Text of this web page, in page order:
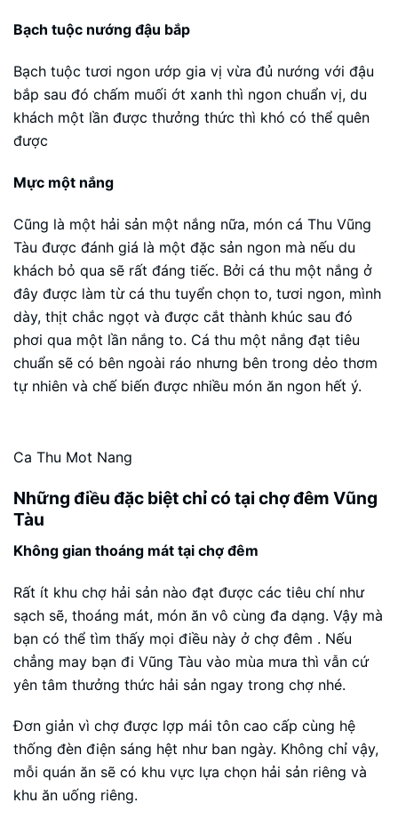
Bạch tuộc nướng đậu bắp
Bạch tuộc tươi ngon ướp gia vị vừa đủ nướng với đậu
bắp sau đó chấm muối ớt xanh thì ngon chuẩn vị, du
khách một lần được thưởng thức thì khó có thể quên
được
Mực một nắng
Cũng là một hải sản một nắng nữa, món cá Thu Vũng
Tàu được đánh giá là một đặc sản ngon mà nếu du
khách bỏ qua sẽ rất đáng tiếc. Bởi cá thu một nắng ở
đây được làm từ cá thu tuyển chọn to, tươi ngon, mình
dày, thịt chắc ngọt và được cắt thành khúc sau đó
phơi qua một lần nắng to. Cá thu một nắng đạt tiêu
chuẩn sẽ có bên ngoài ráo nhưng bên trong dẻo thơm
tự nhiên và chế biến được nhiều món ăn ngon hết ý.
Ca Thu Mot Nang
Những điều đặc biệt chỉ có tại chợ đêm Vũng
Tàu
Không gian thoáng mát tại chợ đêm
Rất ít khu chợ hải sản nào đạt được các tiêu chí như
sạch sẽ, thoáng mát, món ăn vô cùng đa dạng. Vậy mà
bạn có thể tìm thấy mọi điều này ở chợ đêm . Nếu
chẳng may bạn đi Vũng Tàu vào mùa mưa thì vẫn cứ
yên tâm thưởng thức hải sản ngay trong chợ nhé.
Đơn giản vì chợ được lợp mái tôn cao cấp cùng hệ
thống đèn điện sáng hệt như ban ngày. Không chỉ vậy,
mỗi quán ăn sẽ có khu vực lựa chọn hải sản riêng và
khu ăn uống riêng.